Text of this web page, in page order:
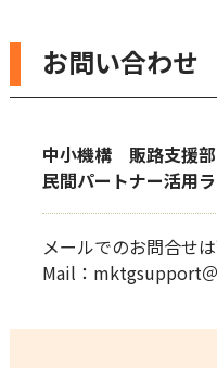
お問い合わせ
中小機構 販路支援部
民間パートナー活用
メールでのお問合せ
Mail：mktgsupport＠